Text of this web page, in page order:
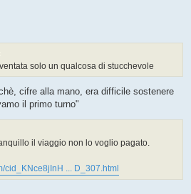
solo un qualcosa di stucchevole
cifre alla mano, era difficile sostenere
il primo turno"
il viaggio non lo voglio pagato.
cid_KNce8jInH ... D_307.html